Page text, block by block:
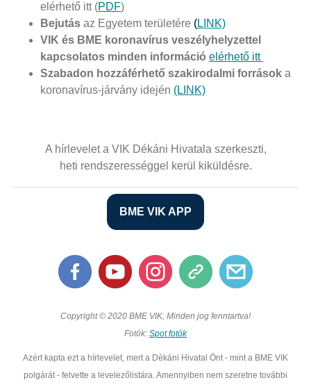
elérhető itt (PDF)
Bejutás az Egyetem területére (LINK)
VIK és BME koronavírus veszélyhelyzettel
kapcsolatos minden információ elérhető itt
Szabadon hozzáférhető szakirodalmi források a
koronavírus-járvány idején (LINK)
A hírlevelet a VIK Dékáni Hivatala szerkeszti,
heti rendszerességgel kerül kiküldésre.
BME VIK APP
Copyright © 2020 BME VIK, Minden jog fenntartva!
Fotók: Spot fotók
Azért kapta ezt a hírlevelet, mert a Dékáni Hivatal Önt - mint a BME VIK
polgárát - felvette a levelezőlistára. Amennyiben nem szeretne további